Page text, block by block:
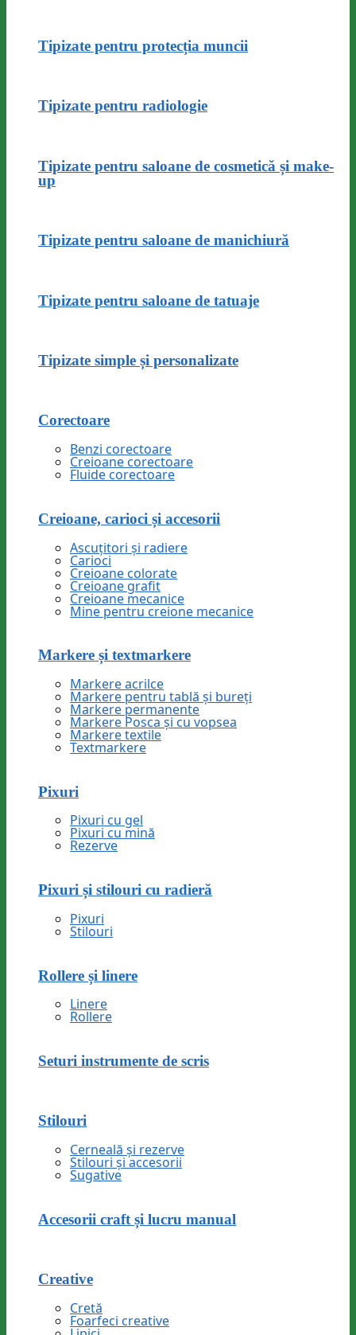
Tipizate pentru protecția muncii
Tipizate pentru radiologie
Tipizate pentru saloane de cosmetică și make-
up
Tipizate pentru saloane de manichiură
Tipizate pentru saloane de tatuaje
Tipizate simple și personalizate
Corectoare
Benzi corectoare
Creioane corectoare
Fluide corectoare
Creioane, carioci și accesorii
Ascuțitori și radiere
Carioci
Creioane colorate
Creioane grafit
Creioane mecanice
Mine pentru creione mecanice
Markere și textmarkere
Markere acrilce
Markere pentru tablă și bureți
Markere permanente
Markere Posca și cu vopsea
Markere textile
Textmarkere
Pixuri
Pixuri cu gel
Pixuri cu mină
Rezerve
Pixuri și stilouri cu radieră
Pixuri
Stilouri
Rollere și linere
Linere
Rollere
Seturi instrumente de scris
Stilouri
Cerneală și rezerve
Stilouri și accesorii
Sugative
Accesorii craft și lucru manual
Creative
Cretă
Foarfeci creative